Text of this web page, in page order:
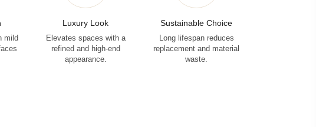
mild
Luxury Look
Elevates spaces with a
refined and high-end
appearance.
Sustainable Choice
Long lifespan reduces
replacement and material
waste.